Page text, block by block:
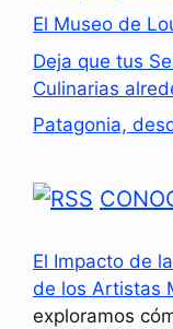
El Museo de
Deja que tus
Culinarias
Patagonia,
El Impacto de
de los Artistas
exploramos